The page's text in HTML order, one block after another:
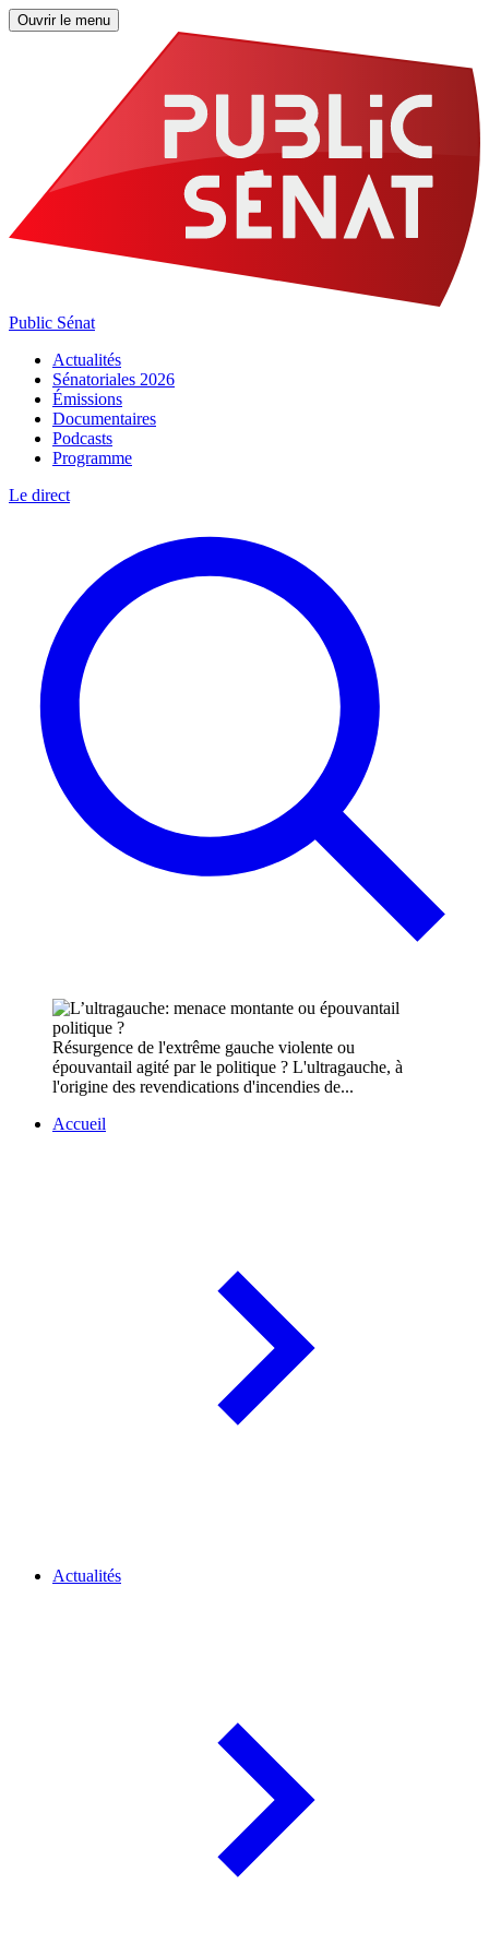
Ouvrir le menu
Public Sénat
Actualités
Sénatoriales 2026
Émissions
Documentaires
Podcasts
Programme
Le direct
Résurgence de l'extrême gauche violente ou
épouvantail agité par le politique ? L'ultragauche, à
l'origine des revendications d'incendies de...
Accueil
Actualités